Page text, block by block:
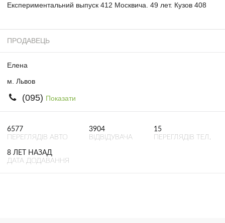
Експериментальний выпуск 412 Москвича. 49 лет. Кузов 408
ПРОДАВЕЦЬ
Елена
м. Львов
(095) Показати
6577
ПЕРЕГЛЯДІВ АВТО
3904
ВІДВІДУВАЧА
15
ПЕРЕГЛЯДІВ ТЕЛ.
8 ЛЕТ НАЗАД
ДАТА ДОДАВАННЯ